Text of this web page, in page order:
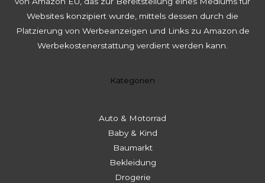
Websites konzipiert wurde, mittels dessen durch die
Platzierung von Werbeanzeigen und Links zu Amazon.de
Werbekostenerstattung verdient werden kann.
Kategorien
Auto & Motorrad
Baby & Kind
Baumarkt
Bekleidung
Drogerie